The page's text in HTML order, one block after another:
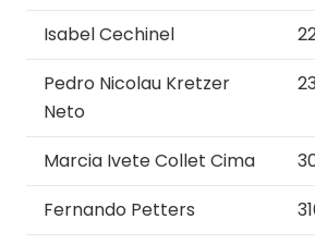
Isabel Cechinel
Pedro Nicolau Kretzer
Neto
Marcia Ivete Collet Cima
Fernando Petters